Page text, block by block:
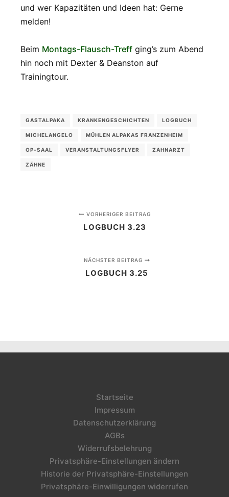
und wer Kapazitäten und Ideen hat: Gerne
melden!
Beim Montags-Flausch-Treff ging’s zum Abend
hin noch mit Dexter & Deanston auf
Trainingtour.
GASTALPAKA KRANKENGESCHICHTEN LOGBUCH
MICHELANGELO MÜHLEN ALPAKAS FRANZENHEIM
OP-SAAL VERANSTALTUNGSFLYER ZAHNARZT
ZÄHNE
VORHERIGER BEITRAG
LOGBUCH 3.23
NÄCHSTER BEITRAG
LOGBUCH 3.25
Startseite
Impressum
Datenschutzerklärung
AGBs
Widerrufsbelehrung
Privatsphäre-Einstellungen ändern
Historie der Privatsphäre-Einstellungen
Privatsphäre-Einwilligungen widerrufen